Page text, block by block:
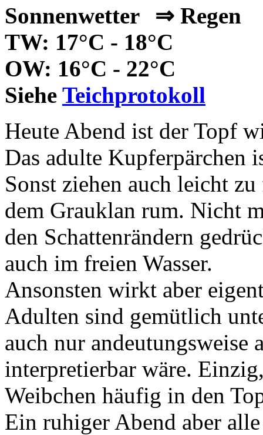
⇒
TW: 17°C - 18°C
OW: 16°C - 22°C
Siehe Teichprotokoll
Heute Abend ist der Topf
Das adulte Kupferpärchen
Sonst ziehen auch leicht
dem Grauklan rum. Nicht
den Schattenrändern
auch im freien Wasser.
Ansonsten wirkt aber
Adulten sind gemütlich
auch nur andeutungsweise
interpretierbar wäre.
Weibchen häufig in den
Ein ruhiger Abend aber